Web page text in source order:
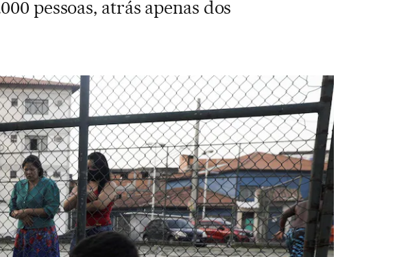
pessoas, atrás apenas dos